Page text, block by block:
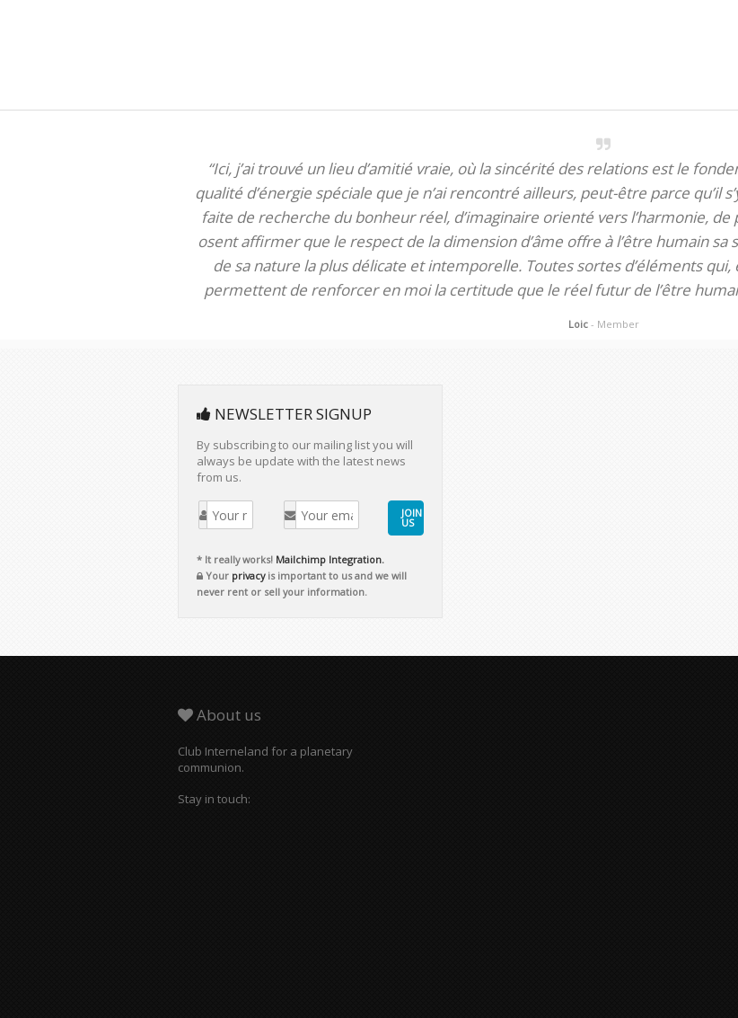
“Ici, j’ai trouvé un lieu d’amitié vraie, où la sincérité des relations est le
qualité d’énergie spéciale que je n’ai rencontré ailleurs, peut-être parce qu’il
faite de recherche du bonheur réel, d’imaginaire orienté vers l’harmonie,
osent affirmer que le respect de la dimension d’âme offre à l’être humain sa
de sa nature la plus délicate et intemporelle. Toutes sortes d’éléments
permettent de renforcer en moi la certitude que le réel futur de l’être
Loic - Member
NEWSLETTER SIGNUP
By subscribing to our mailing list you will
always be update with the latest news
from us.
JOIN
US
* It really works! Mailchimp Integration.
Your privacyis important to us and we will
never rent or sell your information.
About us
Club Interneland for a planetary
communion.
Stay in touch: